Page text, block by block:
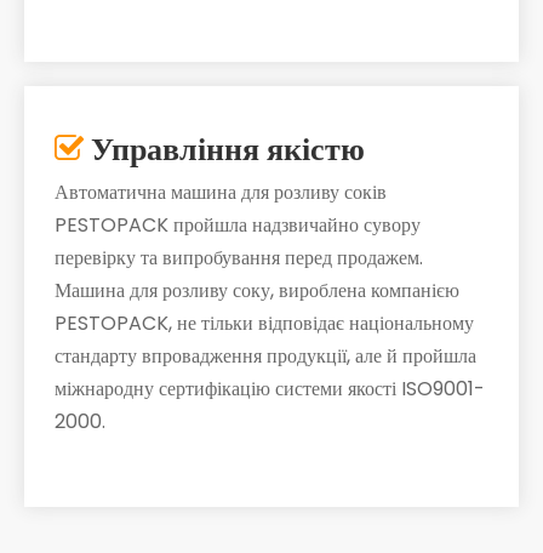
 Управління якістю
Автоматична машина для розливу соків
PESTOPACK пройшла надзвичайно сувору
перевірку та випробування перед продажем.
Машина для розливу соку, вироблена компанією
PESTOPACK, не тільки відповідає національному
стандарту впровадження продукції, але й пройшла
міжнародну сертифікацію системи якості ISO9001-
2000.